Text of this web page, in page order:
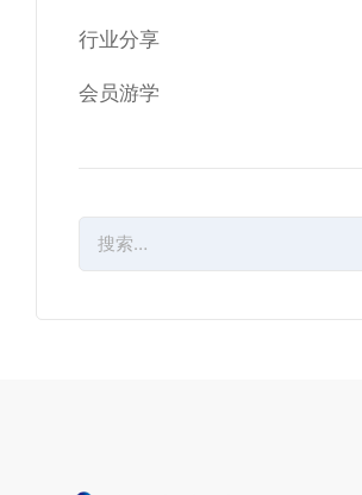
行业分享
会员游学